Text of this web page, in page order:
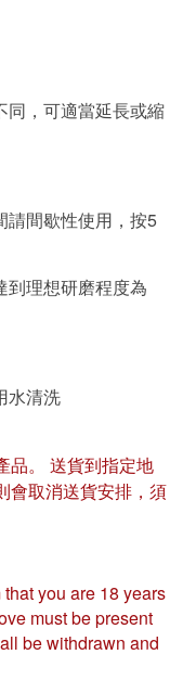
同，可適當延長或縮
請間歇性使用，按5
到理想研磨程度為
水清洗
品。 送貨到指定地
會取消送貨安排，須
you are 18 years
must be present
be withdrawn and